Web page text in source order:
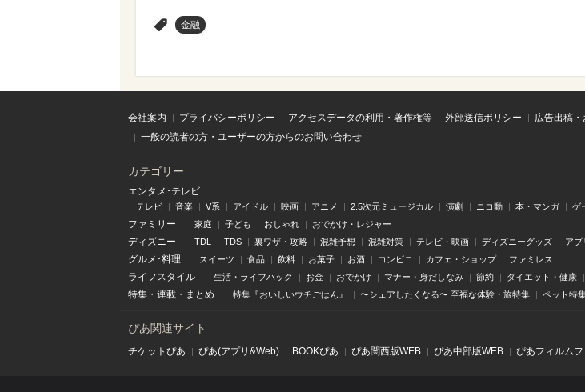
金融
会社案内 プライバシーポリシー アクセスデータの利用・著作権等 外部送信ポリシー
広告出稿
一般の読者の方・ユーザーの方からのお問い合わせ
カテゴリー
エンタメ･テレビ
テレビ 音楽 V系 アイドル 映画 アニメ 2.5次元ミュージカル 演劇 ニコ動 本・マンガ ゲ
ファミリー 家庭 子ども おしゃれ おでかけ・レジャー
ディズニー TDL TDS 裏ワザ・攻略 混雑予想 混雑対策 テレビ・映画 ディズニーグッズ アプ
グルメ･料理 スイーツ 食品 飲料 お菓子 お酒 コンビニ カフェ・ショップ ファミレス
ライフスタイル 生活・ライフハック お金 おでかけ マナー・身だしなみ 節約 ダイエット・健康
特集 ・ 連載 ・ まとめ 特集『おいしいウチごはん』 〜シェアしたくなる〜 至福な体験・旅特集 ペット特
ぴあ関連サイト
チケットぴあ ぴあ(アプリ&Web) BOOKぴあ ぴあ関⻄版WEB ぴあ中部版WEB ぴあフィルム